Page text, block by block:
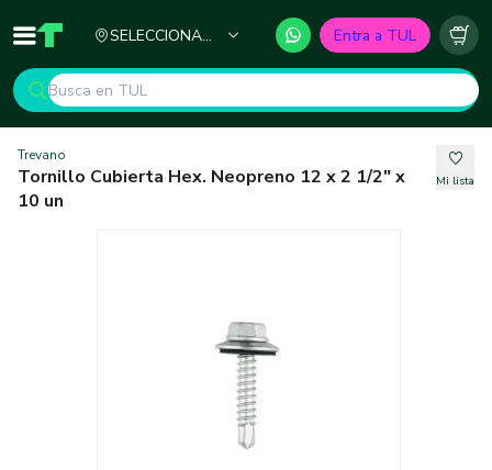
Inicio TUL - Tu Marketplace de Construcción
SELECCIONA
Entra a TUL
Trevano
Tornillo Cubierta Hex. Neopreno 12 x 2 1/2" x
10 un
Mi lista